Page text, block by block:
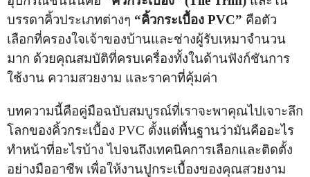
บรรดาคิ้วประเภทต่างๆ “คิ้วกระเบื้อง PVC” คือตัว
เลือกที่ครองใจเจ้าของบ้านและช่างผู้รับเหมาจำนวน
มาก ด้วยคุณสมบัติที่ครบเครื่องทั้งในด้านฟังก์ชันการ
ใช้งาน ความสวยงาม และราคาที่คุ้มค่า
บทความนี้คือคู่มือฉบับสมบูรณ์ที่เราจะพาคุณไปเจาะลึก
โลกของคิ้วกระเบื้อง PVC ตั้งแต่พื้นฐานว่ามันคืออะไร
ทำหน้าที่อะไรบ้าง ไปจนถึงเทคนิคการเลือกและติดตั้ง
อย่างมืออาชีพ เพื่อให้งานปูกระเบื้องของคุณสวยงาม